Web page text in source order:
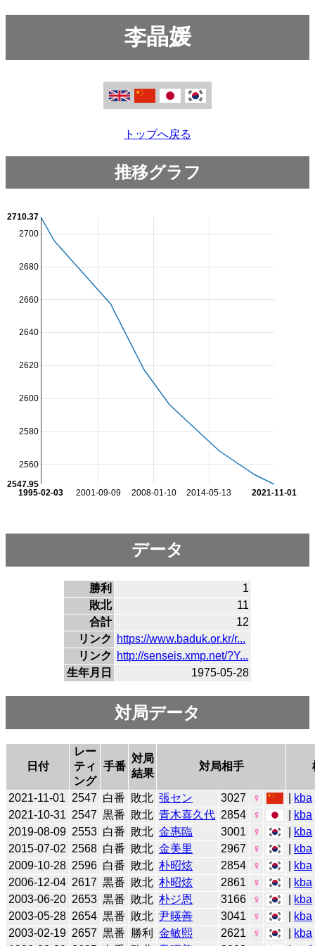
李晶媛
トップへ戻る
推移グラフ
2001-09-09 2008-01-10 2014-05-13
1995-02-03 2021-11-01
2560
2580
2600
2620
2640
2660
2680
2700
2547.95
2710.37
データ
勝利
1
敗北
11
合計
12
リンク
https://www.baduk.or.kr/r...
リンク
http://senseis.xmp.net/?Y...
生年月日
1975-05-28
対局データ
日付
レー
ティ
ング
手番
対局
結果
対局相手
2021-11-01 2547 白番 敗北 張セン 3027 ♀ kba
2021-10-31 2547 黒番 敗北 青木喜久代 2854 ♀ kba
2019-08-09 2553 白番 敗北 金惠臨 3001 ♀ kba
2015-07-02 2568 白番 敗北 金美里 2967 ♀ kba
2009-10-28 2596 白番 敗北 朴昭炫 2854 ♀ kba
2006-12-04 2617 黒番 敗北 朴昭炫 2861 ♀ kba
2003-06-20 2653 黒番 敗北 朴ジ恩 3166 ♀ kba
2003-05-28 2654 黒番 敗北 尹暎善 3041 ♀ kba
2003-02-19 2657 黒番 勝利 金敏熙 2621 ♀ kba